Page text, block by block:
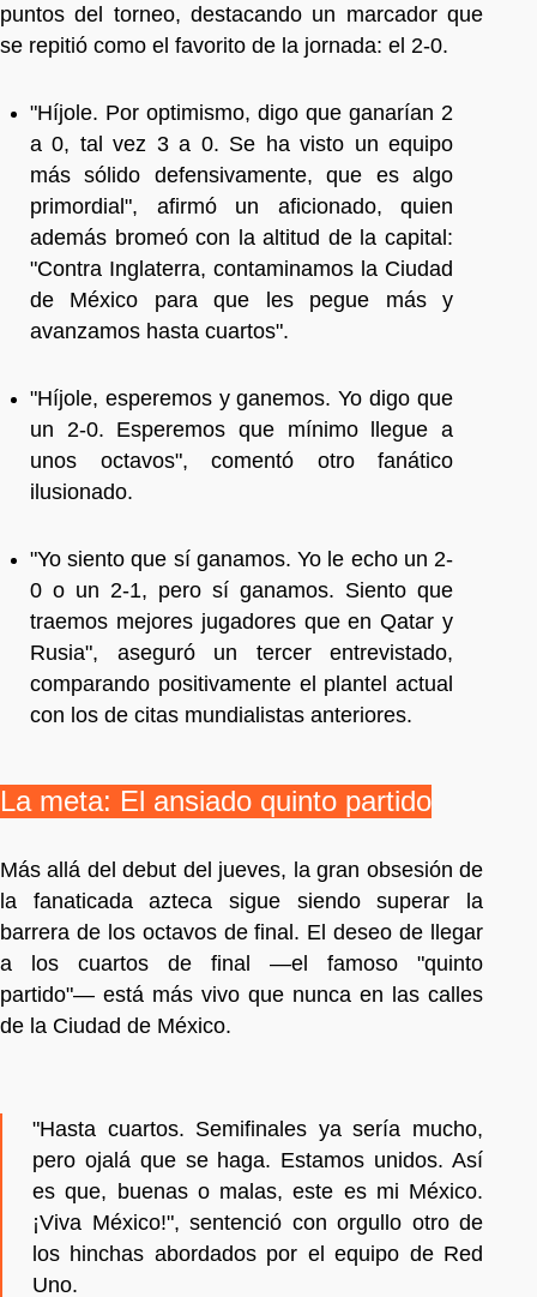
puntos del torneo, destacando un marcador que
se repitió como el favorito de la jornada: el 2-0.
"Híjole. Por optimismo, digo que ganarían 2
a 0, tal vez 3 a 0. Se ha visto un equipo
más sólido defensivamente, que es algo
primordial", afirmó un aficionado, quien
además bromeó con la altitud de la capital:
"Contra Inglaterra, contaminamos la Ciudad
de México para que les pegue más y
avanzamos hasta cuartos".
"Híjole, esperemos y ganemos. Yo digo que
un 2-0. Esperemos que mínimo llegue a
unos octavos", comentó otro fanático
ilusionado.
"Yo siento que sí ganamos. Yo le echo un 2-
0 o un 2-1, pero sí ganamos. Siento que
traemos mejores jugadores que en Qatar y
Rusia", aseguró un tercer entrevistado,
comparando positivamente el plantel actual
con los de citas mundialistas anteriores.
La meta: El ansiado quinto partido
Más allá del debut del jueves, la gran obsesión de
la fanaticada azteca sigue siendo superar la
barrera de los octavos de final. El deseo de llegar
a los cuartos de final —el famoso "quinto
partido"— está más vivo que nunca en las calles
de la Ciudad de México.
"Hasta cuartos. Semifinales ya sería mucho,
pero ojalá que se haga. Estamos unidos. Así
es que, buenas o malas, este es mi México.
¡Viva México!", sentenció con orgullo otro de
los hinchas abordados por el equipo de Red
Uno.